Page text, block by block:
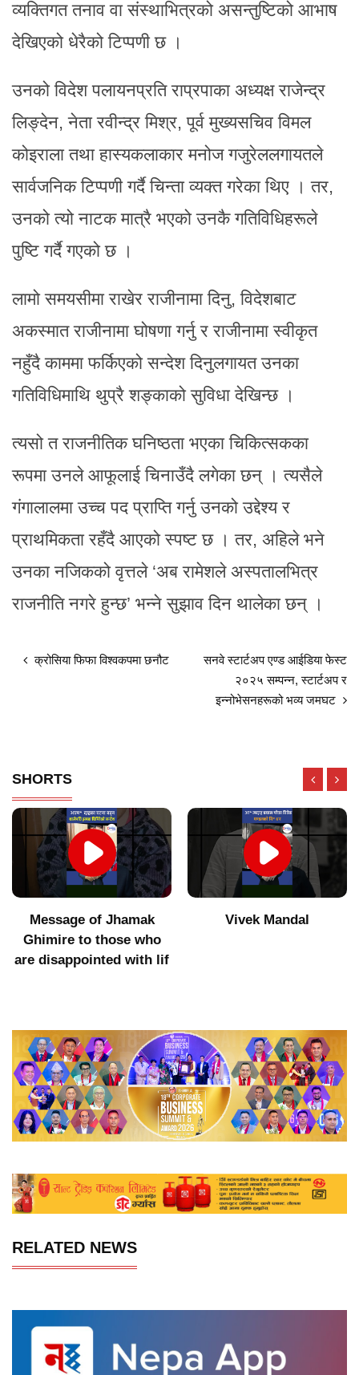
व्यक्तिगत तनाव वा संस्थाभित्रको असन्तुष्टिको आभाष
देखिएको धेरैको टिप्पणी छ ।
उनको विदेश पलायनप्रति राप्रपाका अध्यक्ष राजेन्द्र
लिङ्देन, नेता रवीन्द्र मिश्र, पूर्व मुख्यसचिव विमल
कोइराला तथा हास्यकलाकार मनोज गजुरेललगायतले
सार्वजनिक टिप्पणी गर्दै चिन्ता व्यक्त गरेका थिए । तर,
उनको त्यो नाटक मात्रै भएको उनकै गतिविधिहरूले
पुष्टि गर्दै गएको छ ।
लामो समयसीमा राखेर राजीनामा दिनु, विदेशबाट
अकस्मात राजीनामा घोषणा गर्नु र राजीनामा स्वीकृत
नहुँदै काममा फर्किएको सन्देश दिनुलगायत उनका
गतिविधिमाथि थुप्रै शङ्काको सुविधा देखिन्छ ।
त्यसो त राजनीतिक घनिष्ठता भएका चिकित्सकका
रूपमा उनले आफूलाई चिनाउँदै लगेका छन् । त्यसैले
गंगालालमा उच्च पद प्राप्ति गर्नु उनको उद्देश्य र
प्राथमिकता रहँदै आएको स्पष्ट छ । तर, अहिले भने
उनका नजिकको वृत्तले ‘अब रामेशले अस्पतालभित्र
राजनीति नगरे हुन्छ’ भन्ने सुझाव दिन थालेका छन् ।
क्रोसिया फिफा विश्वकपमा छनौट
सनवे स्टार्टअप एण्ड आईडिया फेस्ट
२०२५ सम्पन्न, स्टार्टअप र
इन्नोभेसनहरूको भव्य जमघट
SHORTS
Message of Jhamak
Ghimire to those who
are disappointed with lif
Vivek Mandal
RELATED NEWS